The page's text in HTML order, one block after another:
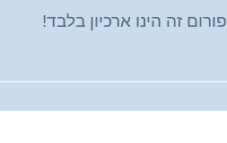
פורום זה הינו ארכיון בלבד!